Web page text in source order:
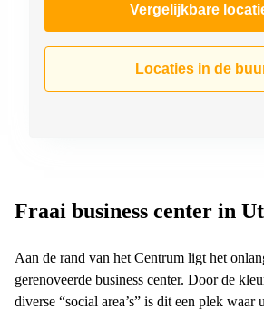
Vergelijkbare
Locaties in de
Fraai business center in
Aan de rand van het Centrum ligt het
gerenoveerde business center. Door de
diverse “social area’s” is dit een plek waar